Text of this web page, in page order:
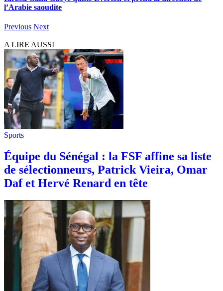
l’Arabie saoudite
Previous Next
A LIRE AUSSI
Sports
Équipe du Sénégal : la FSF affine sa liste
de sélectionneurs, Patrick Vieira, Omar
Daf et Hervé Renard en tête